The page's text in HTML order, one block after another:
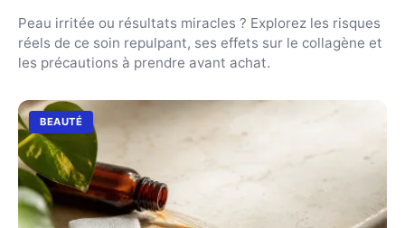
Peau irritée ou résultats miracles ? Explorez les risques
réels de ce soin repulpant, ses effets sur le collagène et
les précautions à prendre avant achat.
BEAUTÉ